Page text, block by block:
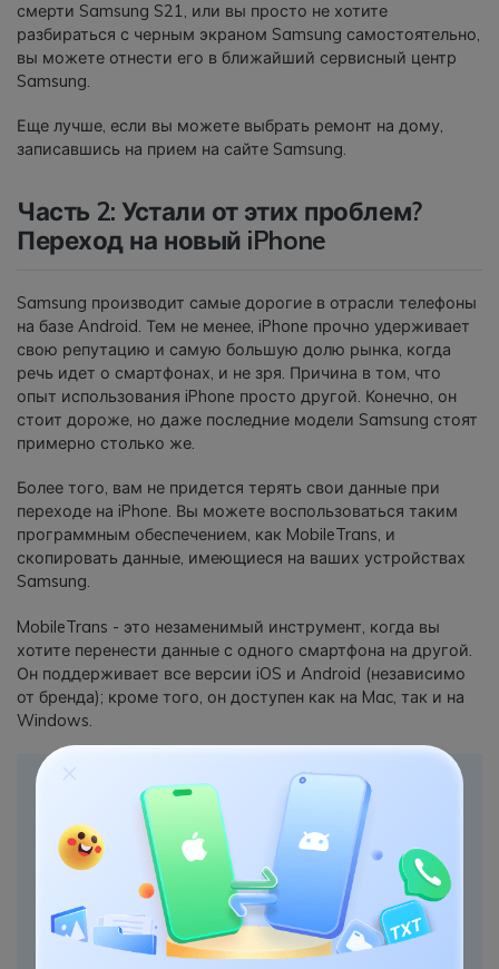
смерти Samsung S21, или вы просто не хотите
разбираться с черным экраном Samsung самостоятельно,
вы можете отнести его в ближайший сервисный центр
Samsung.
Еще лучше, если вы можете выбрать ремонт на дому,
записавшись на прием на сайте Samsung.
Часть 2: Устали от этих проблем?
Переход на новый iPhone
Samsung производит самые дорогие в отрасли телефоны
на базе Android. Тем не менее, iPhone прочно удерживает
свою репутацию и самую большую долю рынка, когда
речь идет о смартфонах, и не зря. Причина в том, что
опыт использования iPhone просто другой. Конечно, он
стоит дороже, но даже последние модели Samsung стоят
примерно столько же.
Более того, вам не придется терять свои данные при
переходе на iPhone. Вы можете воспользоваться таким
программным обеспечением, как MobileTrans, и
скопировать данные, имеющиеся на ваших устройствах
Samsung.
MobileTrans - это незаменимый инструмент, когда вы
хотите перенести данные с одного смартфона на другой.
Он поддерживает все версии iOS и Android (независимо
от бренда); кроме того, он доступен как на Mac, так и на
Windows.
MobileTrans - передача телефона
Перенесите данные со старого Samsung на новый
iPhone одним щелчком мыши!
• Поддерживает 6000+ различных моделей смартфонов,
работающих на iOS и Android.
• Поддерживает 18+ типов данных, таких как фотографии,
видео, контакты, сообщения и многое другое.